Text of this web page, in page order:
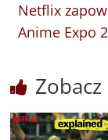
Netflix
Anime Expo